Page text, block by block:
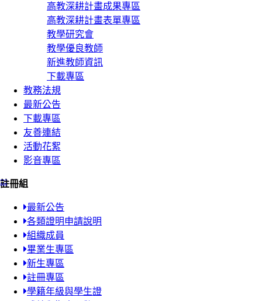
高教深耕計畫成果專區
高教深耕計畫表單專區
教學研究會
教學優良教師
新進教師資訊
下載專區
教務法規
最新公告
下載專區
友善連結
活動花絮
影音專區
:::
註冊組
最新公告
各類證明申請說明
組織成員
畢業生專區
新生專區
註冊專區
學籍年級與學生證